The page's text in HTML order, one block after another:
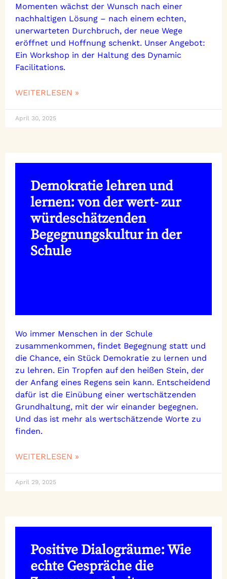
Momenten wächst der Wunsch nach einer
nachhaltigen Lösung – nach einem echten,
unerwarteten Durchbruch, der neue Wege
eröffnet und Hoffnung schenkt. Unser Angebot:
Ein Workshop in der Haltung des Dynamic
Facilitations.
WEITERLESEN »
April 30, 2025
Demokratie lehren und
lernen: von der wert- zur
würdeschätzenden
Begegnungskultur in der
Schule
Wo immer Menschen in der Schule
zusammenkommen, findet Begegnung statt und
die Chance, ein Stück Demokratie zu lernen und
zu lehren. Ein Tropfen auf den heißen Stein, der
der Anfang eines Regens sein kann. Entscheidend
dafür ist die Einübung einer wertschätzenden
Grundhaltung, mit der wir einander begegnen.
Und das ist mehr als wertschätzende Worte zu
finden.
WEITERLESEN »
April 29, 2025
Positive Dialogräume: Wie
echte Gespräche die